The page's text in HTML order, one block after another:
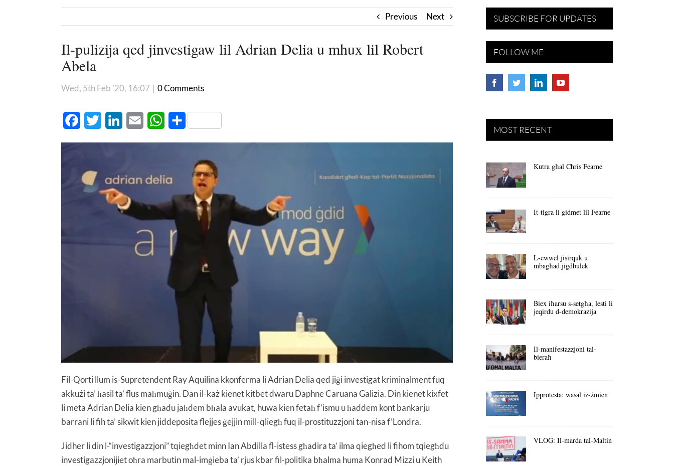
Previous Next
Il-pulizija qed jinvestigaw lil Adrian Delia u mhux lil Robert
Abela
Wed, 5th Feb '20, 16:07 | 0 Comments
FacebookTwitter LinkedInEmail WhatsApp
Share
Fil-Qorti llum is-Supretendent Ray Aquilina kkonferma li Adrian Delia qed jiġi investigat kriminalment fuq
akkużi ta’ ħasil ta’ flus maħmuġin. Dan il-każ kienet kitbet dwaru Daphne Caruana Galizia. Din kienet kixfet
li meta Adrian Delia kien għadu jaħdem bħala avukat, huwa kien fetaħ f’ismu u ħaddem kont bankarju
barrani li fih ta’ sikwit kien jiddeposita flejjes ġejjin mill-qliegħ fuq il-prostituzzjoni tan-nisa f’Londra.
Jidher li din l-“investigazzjoni” tqiegħdet minn Ian Abdilla fl-istess għadira ta’ ilma qiegħed li fihom tqiegħdu
investigazzjonijiet oħra marbutin mal-imġieba ta’ rjus kbar fil-politika bħalma huma Konrad Mizzi u Keith
SUBSCRIBE FOR UPDATES
FOLLOW ME
MOST RECENT
Kutra għal Chris Fearne
It-tigra li gidmet lil Fearne
L-ewwel jisirquk u
mbagħad jigdbulek
Biex iħarsu s-setgħa, lesti li
jeqirdu d-demokrazija
Il-manifestazzjoni tal-
bieraħ
Ipprotesta: wasal iż-żmien
VLOG: Il-marda tal-Maltin